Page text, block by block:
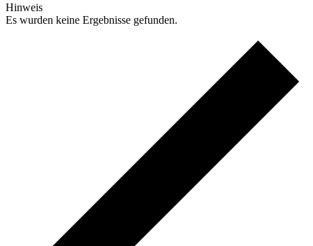
Hinweis
Es wurden keine Ergebnisse gefunden.